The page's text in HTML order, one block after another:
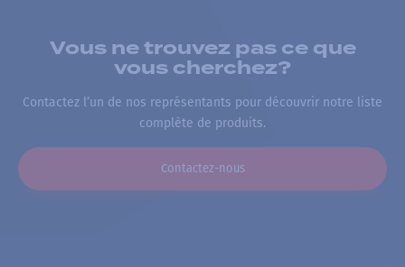
Vous ne trouvez pas ce que
vous cherchez?
Contactez l’un de nos représentants pour découvrir notre liste
complète de produits.
Contactez-nous